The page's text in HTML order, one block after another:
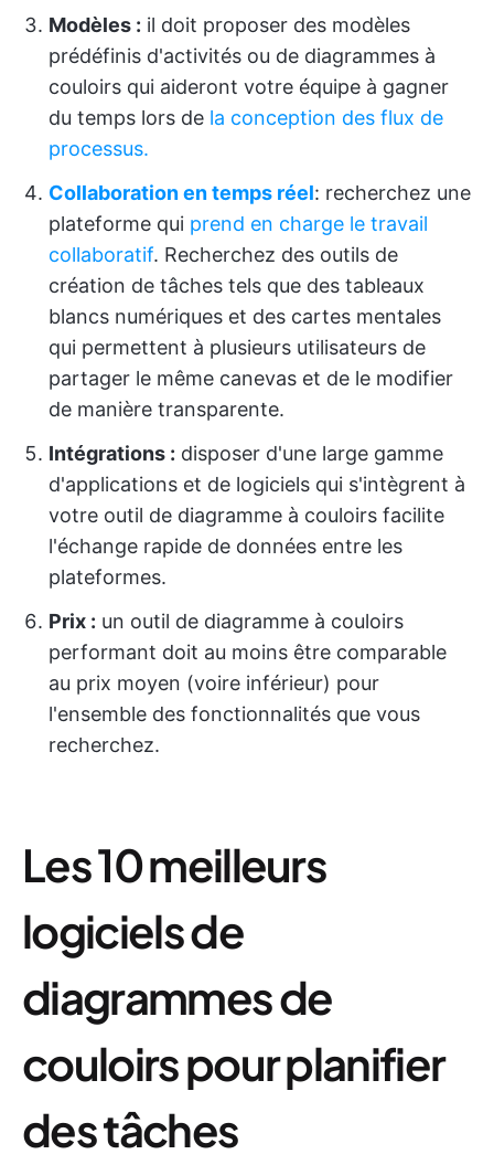
Modèles : il doit proposer des modèles
prédéfinis d'activités ou de diagrammes à
couloirs qui aideront votre équipe à gagner
du temps lors de la conception des flux de
processus.
Collaboration en temps réel: recherchez une
plateforme qui prend en charge le travail
collaboratif. Recherchez des outils de
création de tâches tels que des tableaux
blancs numériques et des cartes mentales
qui permettent à plusieurs utilisateurs de
partager le même canevas et de le modifier
de manière transparente.
Intégrations : disposer d'une large gamme
d'applications et de logiciels qui s'intègrent à
votre outil de diagramme à couloirs facilite
l'échange rapide de données entre les
plateformes.
Prix : un outil de diagramme à couloirs
performant doit au moins être comparable
au prix moyen (voire inférieur) pour
l'ensemble des fonctionnalités que vous
recherchez.
Les 10 meilleurs
logiciels de
diagrammes de
couloirs pour planifier
des tâches